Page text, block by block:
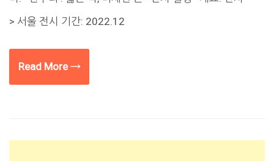
> 서울 전시 기간: 2022.12
Read More →